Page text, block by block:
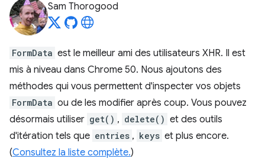
Sam Thorogood
FormData est le meilleur ami des utilisateurs XHR. Il est
mis à niveau dans Chrome 50. Nous ajoutons des
méthodes qui vous permettent d'inspecter vos objets
FormData ou de les modifier après coup. Vous pouvez
désormais utiliser get() , delete() et des outils
d'itération tels que entries , keys et plus encore.
(Consultez la liste complète.)